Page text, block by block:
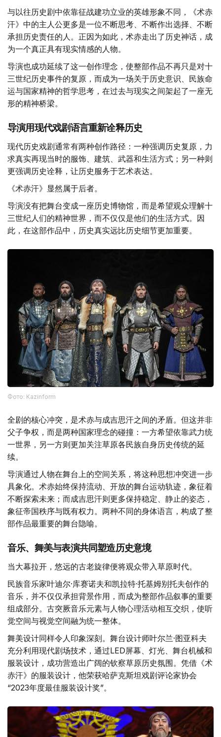
与以往历史剧中依靠征战建功立业的英雄形象不同，《术赤
汗》中的主人公更多是一位不断思考、不断作出选择、不断
承担历史责任的人。正因为如此，术赤走出了历史神话，成
为一个真正具有现实情感的人物。
导演也成功延续了这一创作理念，使整部作品不再只是对十
三世纪历史事件的复原，而成为一场关于历史意识、民族命
运与国家精神的哲学思考，在过去与现实之间架起了一座无
形的精神桥梁。
导演用现代戏剧语言重新诠释历史
现代历史戏剧通常有两种创作路径：一种强调历史复原，力
求真实再现当时的服饰、建筑、武器和生活方式；另一种则
更强调历史诠释，让历史服务于艺术表达。
《术赤汗》显然属于后者。
导演没有把舞台变成一座历史博物馆，而是希望观众理解十
三世纪人们的精神世界，而不仅仅是他们的生活方式。因
此，在这部作品中，历史真实远比历史细节更加重要。
Фото: Kazinform
全剧的核心冲突，是术赤与成吉思汗之间的矛盾。但这并非
父子争权，而是两种国家理念的碰撞：一方希望依靠武力统
一世界，另一方则更加关注草原各民族自身历史传统的延
续。
导演通过人物在舞台上的空间关系，将这种思想冲突进一步
具象化。术赤始终保持流动、开放的舞台运动轨迹，象征着
不断探索未来；而成吉思汗则更多保持稳定、静止的姿态，
象征帝国秩序与既有权力。两种不同的身体语言，构成了整
部作品最重要的舞台隐喻。
音乐、舞美与表演共同塑造历史意境
当大幕拉开，悠远的古老旋律便将观众带入草原时代。
民族音乐家叶迪尔·库赛诺夫和凯拉特·托基姆别托夫创作的
音乐，并不仅仅承担背景作用，而成为整部作品叙事的重要
组成部分。古突厥音乐元素与人物心理活动相互交织，使听
觉空间与视觉空间融为统一整体。
舞美设计同样令人印象深刻。舞台设计师叶尔兰·图亚科夫
充分利用现代剧场技术，通过LED屏幕、灯光、舞台机械和
服装设计，成功营造出广阔的钦察草原历史氛围。凭借《术
赤汗》的服装设计，他荣获哈萨克斯坦戏剧评论家协会
“2023年度最佳服装设计奖”。